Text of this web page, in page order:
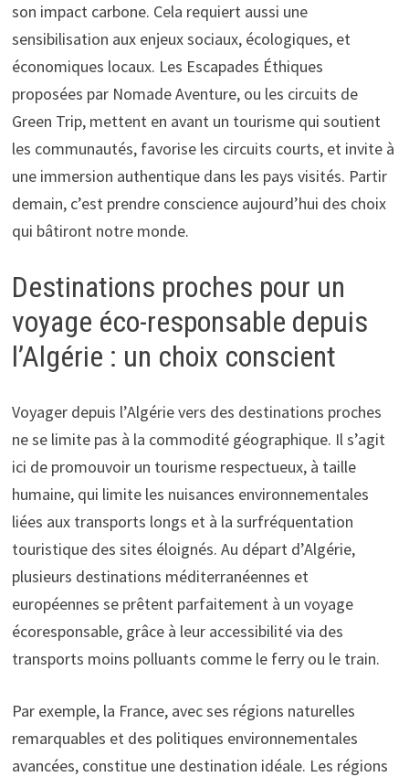
son impact carbone. Cela requiert aussi une
sensibilisation aux enjeux sociaux, écologiques, et
économiques locaux. Les Escapades Éthiques
proposées par Nomade Aventure, ou les circuits de
Green Trip, mettent en avant un tourisme qui soutient
les communautés, favorise les circuits courts, et invite à
une immersion authentique dans les pays visités. Partir
demain, c’est prendre conscience aujourd’hui des choix
qui bâtiront notre monde.
Destinations proches pour un
voyage éco-responsable depuis
l’Algérie : un choix conscient
Voyager depuis l’Algérie vers des destinations proches
ne se limite pas à la commodité géographique. Il s’agit
ici de promouvoir un tourisme respectueux, à taille
humaine, qui limite les nuisances environnementales
liées aux transports longs et à la surfréquentation
touristique des sites éloignés. Au départ d’Algérie,
plusieurs destinations méditerranéennes et
européennes se prêtent parfaitement à un voyage
écoresponsable, grâce à leur accessibilité via des
transports moins polluants comme le ferry ou le train.
Par exemple, la France, avec ses régions naturelles
remarquables et des politiques environnementales
avancées, constitue une destination idéale. Les régions